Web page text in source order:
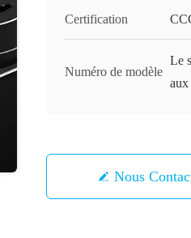
Certification
Numéro de modèle
Le
aux
Nous